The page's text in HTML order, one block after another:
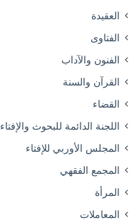
العقيدة
الفتاوى
الفنون والآداب
القرآن والسنة
القضاء
اللجنة الدائمة للبحوث والإفتاء
المجلس الأوربي للإفتاء
المجمع الفقهي
المرأة
المعاملات